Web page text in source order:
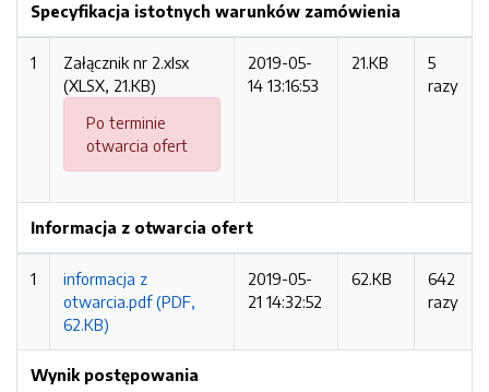
Specyfikacja istotnych warunków zamówienia
1
Załącznik nr 2.xlsx
(XLSX, 21.KB)
Po terminie
otwarcia ofert
2019-05-
14 13:16:53
21.KB
5
razy
Informacja z otwarcia ofert
1
informacja z
otwarcia.pdf (PDF,
62.KB)
2019-05-
21 14:32:52
62.KB
642
razy
Wynik postępowania